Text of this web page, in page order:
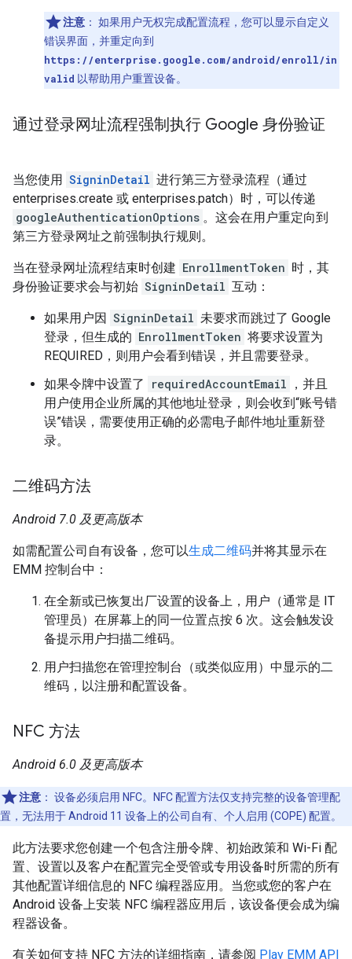
注意 ： 如果用户无权完成配置流程，您可以显示自定义
错误界面，并重定向到
https://enterprise.google.com/android/enroll/in
valid 以帮助用户重置设备。
通过登录网址流程强制执行 Google 身份验证
当您使用 SigninDetail 进行第三方登录流程（通过
enterprises.create 或 enterprises.patch）时，可以传递
googleAuthenticationOptions 。这会在用户重定向到
第三方登录网址之前强制执行规则。
当在登录网址流程结束时创建 EnrollmentToken 时，其
身份验证要求会与初始 SigninDetail 互动：
如果用户因 SigninDetail 未要求而跳过了 Google
登录，但生成的 EnrollmentToken 将要求设置为
REQUIRED，则用户会看到错误，并且需要登录。
如果令牌中设置了
requiredAccountEmail
，并且
用户使用企业所属的其他地址登录，则会收到“账号错
误”错误，需要使用正确的必需电子邮件地址重新登
录。
二维码方法
Android 7.0 及更高版本
如需配置公司自有设备，您可以生成二维码并将其显示在
EMM 控制台中：
在全新或已恢复出厂设置的设备上，用户（通常是 IT
管理员）在屏幕上的同一位置点按 6 次。这会触发设
备提示用户扫描二维码。
用户扫描您在管理控制台（或类似应用）中显示的二
维码，以注册和配置设备。
NFC 方法
Android 6.0 及更高版本
注意 ： 设备必须启用 NFC。NFC 配置方法仅支持完整的设备管理配
置，无法用于 Android 11 设备上的公司自有、个人启用 (COPE) 配置。
此方法要求您创建一个包含注册令牌、初始政策和 Wi-Fi 配
置、设置以及客户在配置完全受管或专用设备时所需的所有
其他配置详细信息的 NFC 编程器应用。当您或您的客户在
Android 设备上安装 NFC 编程器应用后，该设备便会成为编
程器设备。
有关如何支持 NFC 方法的详细指南，请参阅 Play EMM API